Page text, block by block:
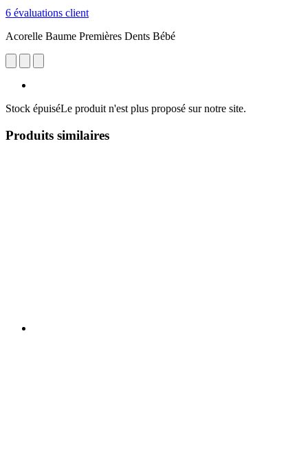
6 évaluations client
Acorelle Baume Premières Dents Bébé
Stock épuiséLe produit n'est plus proposé sur notre site.
Produits similaires